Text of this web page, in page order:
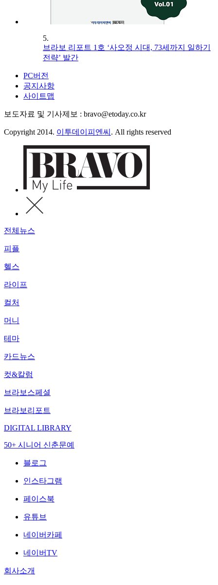
5.
브라보 리포트 1호 ‘사오정 시대, 73세까지 일하기
전략’ 발간
PC버전
공지사항
사이트맵
보도자료 및 기사제보 : bravo@etoday.co.kr
Copyright 2014. 이투데이피엔씨 . All rights reserved
전체뉴스
피플
헬스
라이프
컬처
머니
테마
카드뉴스
컷&칼럼
브라보스페셜
브라보리포트
DIGITAL LIBRARY
50+ 시니어 신춘문예
블로그
인스타그램
페이스북
유튜브
네이버카페
네이버TV
회사소개